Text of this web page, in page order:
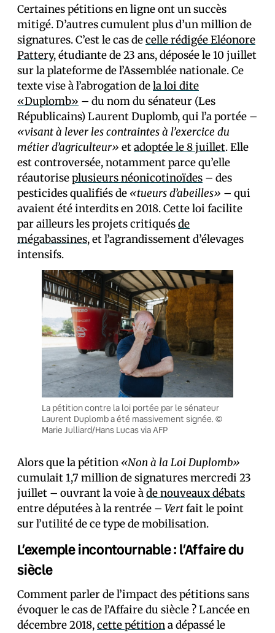
Certaines pétitions en ligne ont un succès
mitigé. D’autres cumulent plus d’un million de
signatures. C’est le cas decelle rédigée Eléonore
Pattery, étudiante de 23 ans, déposée le 10 juillet
sur la plateforme de l’Assemblée nationale. Ce
texte vise à l’abrogation dela loi dite
«Duplomb» – du nom du sénateur (Les
Républicains) Laurent Duplomb, qui l’a portée –
«visant à lever les contraintes à l’exercice du
métier d’agriculteur» etadoptée le 8 juillet. Elle
est controversée, notamment parce qu’elle
réautoriseplusieurs néonicotinoïdes – des
pesticides qualifiés de «tueurs d’abeilles» – qui
avaient été interdits en 2018. Cette loi facilite
par ailleurs les projets critiquésde
mégabassines, et l’agrandissement d’élevages
intensifs.
La pétition contre la loi portée par le sénateur
Laurent Duplomb a été massivement signée. ©
Marie Julliard/Hans Lucas via AFP
Alors que la pétition «Non à la Loi Duplomb»
cumulait 1,7 million de signatures mercredi 23
juillet – ouvrant la voie àde nouveaux débats
entre député·es à la rentrée – Vertfait le point
sur l’utilité de ce type de mobilisation.
L’exemple incontournable : l’Affaire du
siècle
Comment parler de l’impact des pétitions sans
évoquer le cas de l’Affaire du siècle ? Lancée en
décembre 2018,cette pétitiona dépassé le